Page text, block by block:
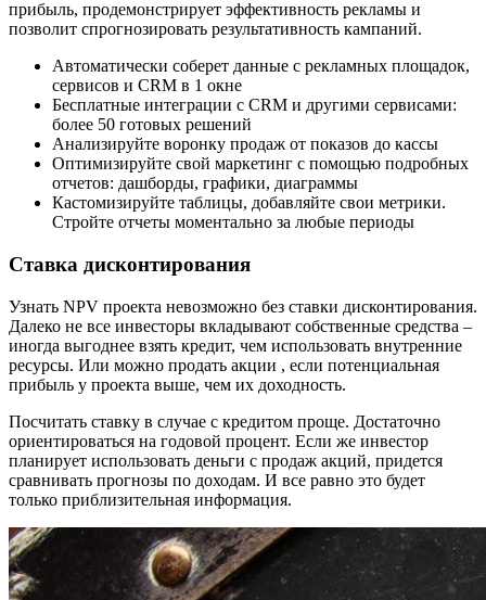
прибыль, продемонстрирует эффективность рекламы и
позволит спрогнозировать результативность кампаний.
Автоматически соберет данные с рекламных площадок,
сервисов и CRM в 1 окне
Бесплатные интеграции c CRM и другими сервисами:
более 50 готовых решений
Анализируйте воронку продаж от показов до кассы
Оптимизируйте свой маркетинг с помощью подробных
отчетов: дашборды, графики, диаграммы
Кастомизируйте таблицы, добавляйте свои метрики.
Стройте отчеты моментально за любые периоды
Ставка дисконтирования
Узнать NPV проекта невозможно без ставки дисконтирования.
Далеко не все инвесторы вкладывают собственные средства –
иногда выгоднее взять кредит, чем использовать внутренние
ресурсы. Или можно продать акции , если потенциальная
прибыль у проекта выше, чем их доходность.
Посчитать ставку в случае с кредитом проще. Достаточно
ориентироваться на годовой процент. Если же инвестор
планирует использовать деньги с продаж акций, придется
сравнивать прогнозы по доходам. И все равно это будет
только приблизительная информация.